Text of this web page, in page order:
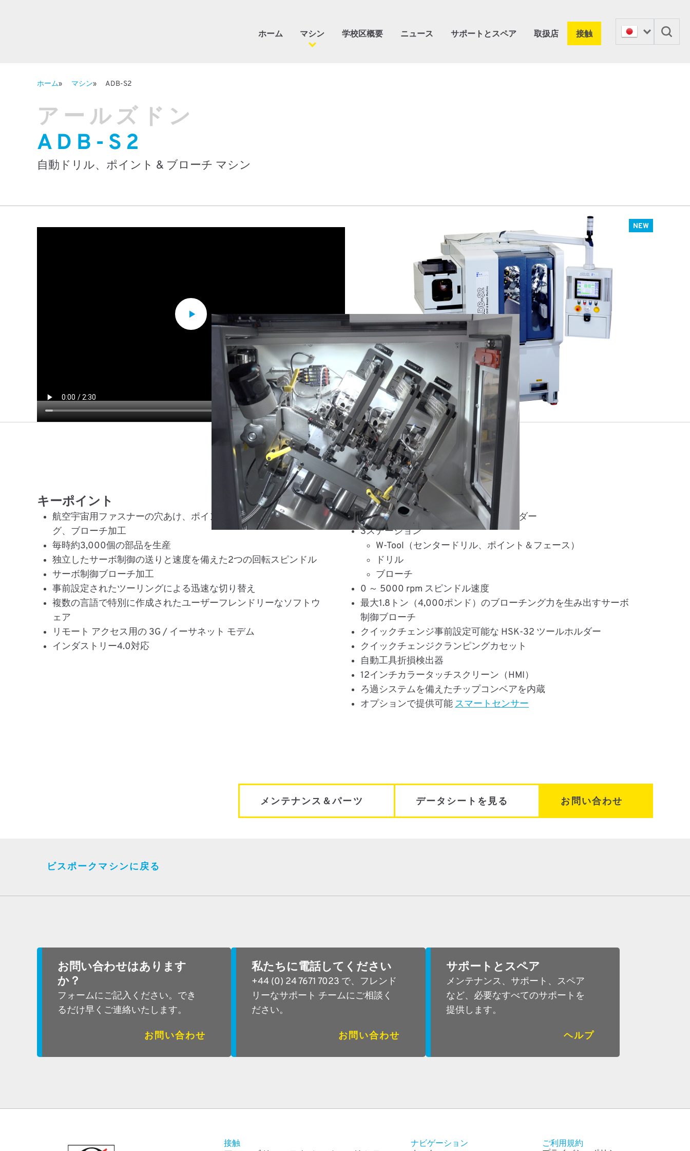
ホーム マシン 学校区概要 ニュース サポートとスペア 取扱店 接触
ホーム マシン ADB-S2
アールズドン
ADB-S2
自動ドリル、ポイント & ブローチ マシン
NEW
キーポイント
航空宇宙用ファスナーの穴あけ、ポインティング、フェーシン
グ、ブローチ加工
毎時約3,000個の部品を生産
独立したサーボ制御の送りと速度を備えた2つの回転スピンドル
サーボ制御ブローチ加工
事前設定されたツーリングによる迅速な切り替え
複数の言語で特別に作成されたユーザーフレンドリーなソフトウ
ェア
リモート アクセス用の 3G / イーサネット モデム
インダストリー4.0対応
マシンの機能
450 mm (18 インチ) 振動ボウルフィーダー
3ステーション
W-Tool（センタードリル、ポイント＆フェース）
ドリル
ブローチ
0 ～ 5000 rpm スピンドル速度
最大1.8トン（4,000ポンド）のブローチング力を生み出すサーボ
制御ブローチ
クイックチェンジ事前設定可能な HSK-32 ツールホルダー
クイックチェンジクランピングカセット
自動工具折損検出器
12インチカラータッチスクリーン（HMI）
ろ過システムを備えたチップコンベアを内蔵
オプションで提供可能スマートセンサー
メンテナンス＆パーツ データシートを見る お問い合わせ
ビスポークマシンに戻る
お問い合わせはあります
か？
フォームにご記入ください。でき
るだけ早くご連絡いたします。
お問い合わせ
私たちに電話してください
+44 (0) 24 7671 7023 で、フレンド
リーなサポート チームにご相談く
ださい。
お問い合わせ
サポートとスペア
メンテナンス、サポート、スペア
など、必要なすべてのサポートを
提供します。
ヘルプ
接触
ナビゲーション
ご利用規約